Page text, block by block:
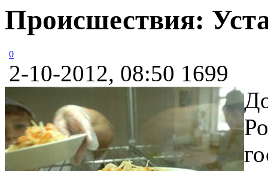
Происшествия:
0
2-10-2012, 08:50 1699